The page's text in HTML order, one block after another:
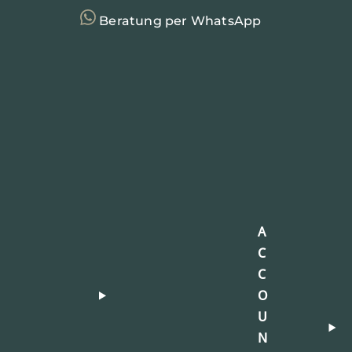
Beratung per WhatsApp
A
C
C
O
U
N